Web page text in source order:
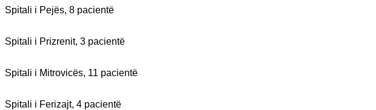
Spitali i Pejës, 8 pacientë
Spitali i Prizrenit, 3 pacientë
Spitali i Mitrovicës, 11 pacientë
Spitali i Ferizajt, 4 pacientë